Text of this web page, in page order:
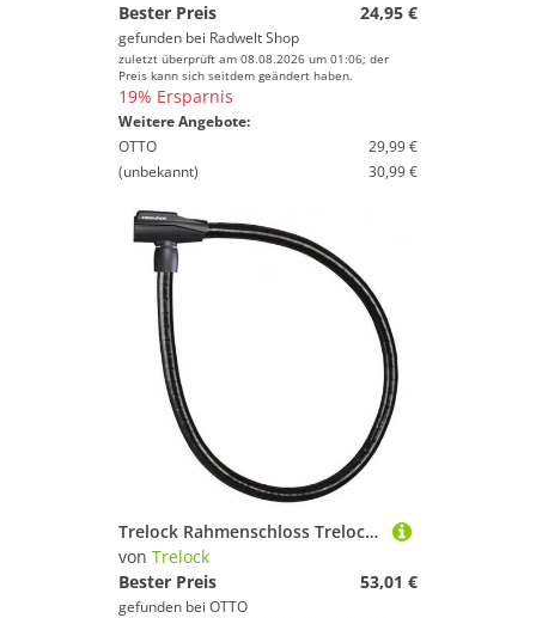
Bester Preis
24,95 €
gefunden bei Radwelt Shop
zuletzt überprüft am 08.08.2026 um 01:06; der
Preis kann sich seitdem geändert haben.
19% Ersparnis
Weitere Angebote:
OTTO
29,99 €
(unbekannt)
30,99 €
Trelock Rahmenschloss Trelock Panzerkabelschloss 100 cm D 15 mm PK 260/100/15 schwarz mit Ha
von Trelock
Bester Preis
53,01 €
gefunden bei OTTO